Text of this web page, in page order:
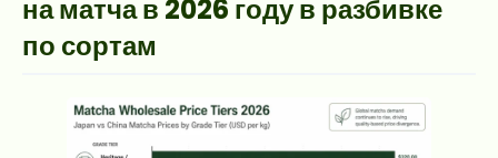
на матча в 2026 году в разбивке
по сортам